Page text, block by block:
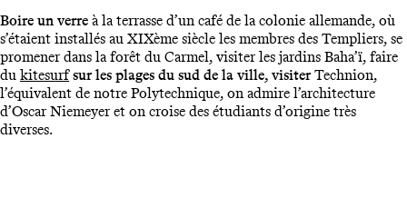
Boire un verre à la terrasse d’un café de la colonie allemande, où
s’étaient installés au XIXème siècle les membres des Templiers, se
promener dans la forêt du Carmel, visiter les jardins Baha’ï, faire
du kitesurfsur les plages du sud de la ville, visiterTechnion,
l’équivalent de notre Polytechnique, on admire l’architecture
d’Oscar Niemeyer et on croise des étudiants d’origine très
diverses.